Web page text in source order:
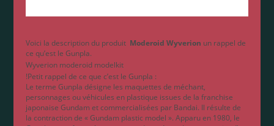
Voici la description du produit Moderoid Wyverion un rappel de
ce qu’est le Gunpla.
Wyverion moderoid modelkit
!Petit rappel de ce que c’est le Gunpla :
Le terme Gunpla désigne les maquettes de méchant,
personnages ou véhicules en plastique issues de la franchise
japonaise Gundam et commercialisées par Bandai. Il résulte de
la contraction de « Gundam plastic model ». Apparu en 1980, le